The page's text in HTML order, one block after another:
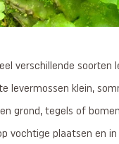
verschillende soorten
levermossen klein,
grond, tegels of
vochtige plaatsen en